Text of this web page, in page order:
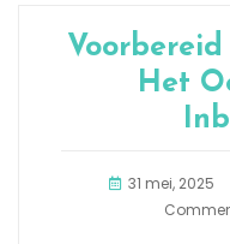
Het
31 mei, 2025